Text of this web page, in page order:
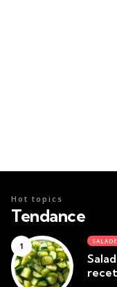
Tendance
Hot topics
SALADE